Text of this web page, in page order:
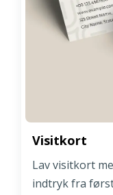
Visitkort
Lav visitkort
indtryk fra